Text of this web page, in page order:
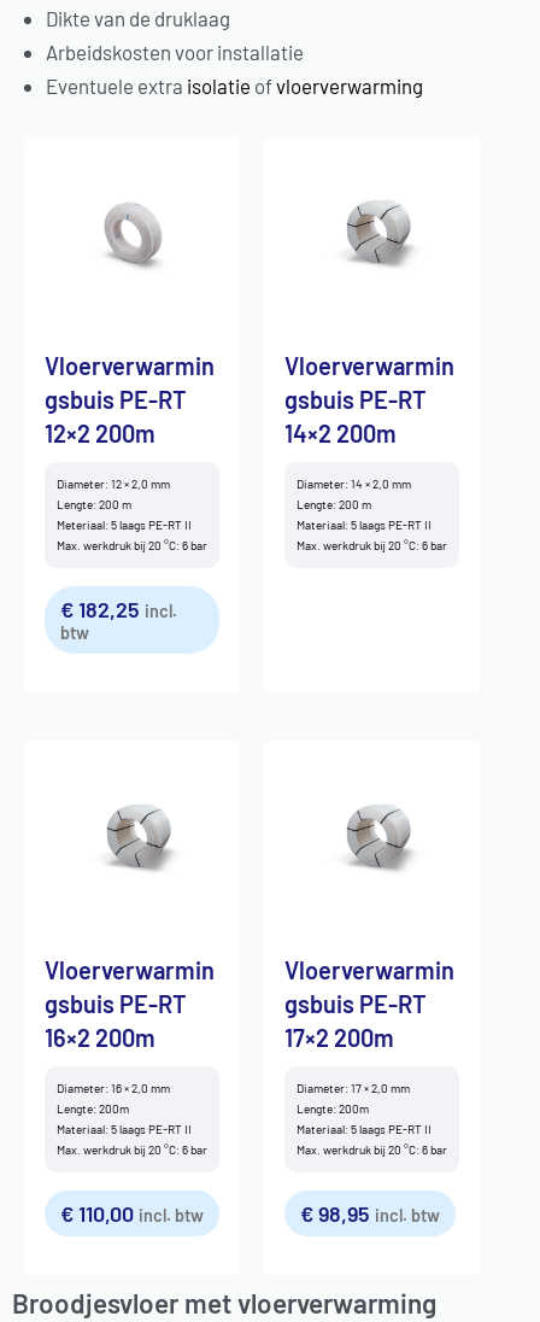
Dikte van de druklaag
Arbeidskosten voor installatie
Eventuele extra isolatie ofvloerverwarming
Vloerverwarmin
gsbuis PE-RT
12×2 200m
Diameter: 12 × 2,0 mm
Lengte: 200 m
Meteriaal: 5 laags PE-RT II
Max. werkdruk bij 20 °C: 6 bar
€182,25 incl.
btw
Vloerverwarmin
gsbuis PE-RT
14×2 200m
Diameter: 14 × 2,0 mm
Lengte: 200 m
Materiaal: 5 laags PE-RT II
Max. werkdruk bij 20 °C: 6 bar
Vloerverwarmin
gsbuis PE-RT
16×2 200m
Diameter: 16 × 2,0 mm
Lengte: 200m
Materiaal: 5 laags PE-RT II
Max. werkdruk bij 20 °C: 6 bar
€110,00 incl. btw
Vloerverwarmin
gsbuis PE-RT
17×2 200m
Diameter: 17 × 2,0 mm
Lengte: 200m
Materiaal: 5 laags PE-RT II
Max. werkdruk bij 20 °C: 6 bar
€98,95 incl. btw
Broodjesvloer met vloerverwarming